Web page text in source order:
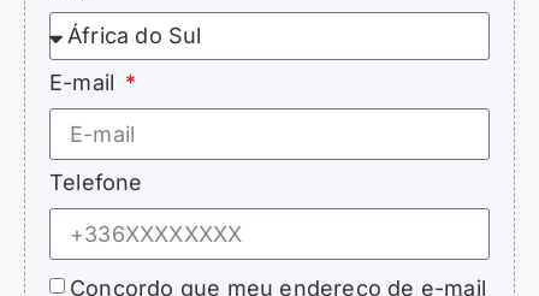
E-mail
Telefone
Concordo que meu endereço de e-mail